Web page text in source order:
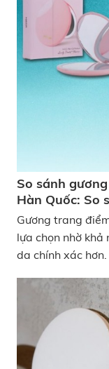
chỉ giúp trang
hứng mỗi ngày.
mẫu mã trên thị
gương trang
Minh để đảm
bài viết dưới
bán gương trang
uy tín, được nhiều
gương trang
So sánh
Hàn Quốc: So
Gương trang
lựa chọn nhờ
da chính xác
quan tâm nhiều
gương này khác
viết dưới đây,
KATA và gương
dễ dàng lựa